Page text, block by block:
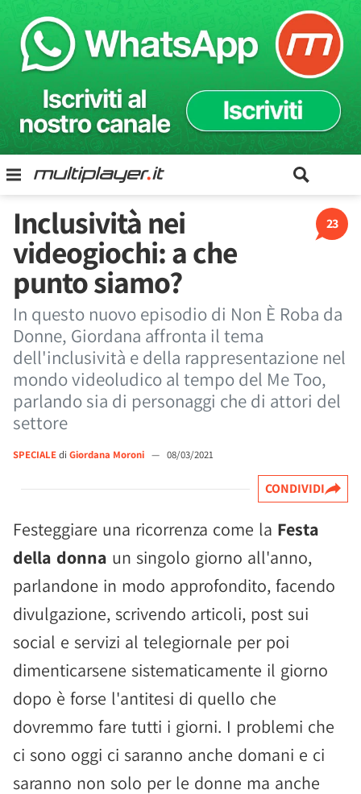
23
Inclusività nei
videogiochi: a che
punto siamo?
In questo nuovo episodio di Non È Roba da
Donne, Giordana affronta il tema
dell'inclusività e della rappresentazione nel
mondo videoludico al tempo del Me Too,
parlando sia di personaggi che di attori del
settore
SPECIALEdi Giordana Moroni — 08/03/2021
CONDIVIDI
Festeggiare una ricorrenza come la Festa
della donna un singolo giorno all'anno,
parlandone in modo approfondito, facendo
divulgazione, scrivendo articoli, post sui
social e servizi al telegiornale per poi
dimenticarsene sistematicamente il giorno
dopo è forse l'antitesi di quello che
dovremmo fare tutti i giorni. I problemi che
ci sono oggi ci saranno anche domani e ci
saranno non solo per le donne ma anche